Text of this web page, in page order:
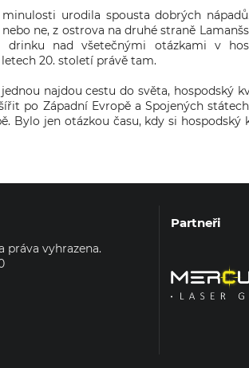
urodila spousta dobrých
ne, z ostrova na druhé straně
nad všetečnými otázkami v
20. století právě tam.
najdou cestu do světa, hospodský
po Západní Evropě a Spojených
Bylo jen otázkou času, kdy si hospodský
práva vyhrazena.
Partneři